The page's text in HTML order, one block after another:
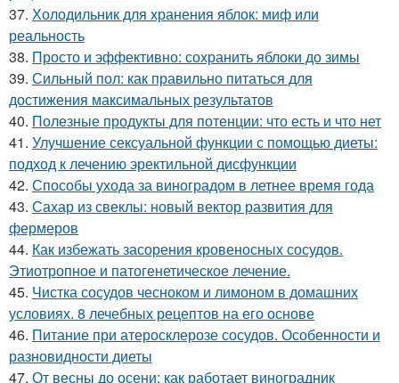
37. Холодильник для хранения яблок: миф или
реальность
38. Просто и эффективно: сохранить яблоки до зимы
39. Сильный пол: как правильно питаться для
достижения максимальных результатов
40. Полезные продукты для потенции: что есть и что нет
41. Улучшение сексуальной функции с помощью диеты:
подход к лечению эректильной дисфункции
42. Способы ухода за виноградом в летнее время года
43. Сахар из свеклы: новый вектор развития для
фермеров
44. Как избежать засорения кровеносных сосудов.
Этиотропное и патогенетическое лечение.
45. Чистка сосудов чесноком и лимоном в домашних
условиях. 8 лечебных рецептов на его основе
46. Питание при атеросклерозе сосудов. Особенности и
разновидности диеты
47. От весны до осени: как работает виноградник